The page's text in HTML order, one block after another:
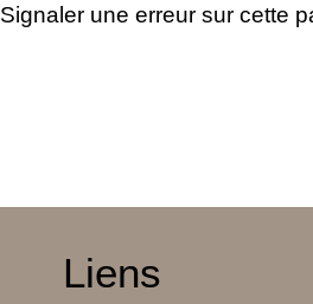
Signaler une erreur sur cette
Liens